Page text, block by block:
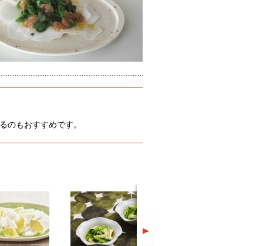
のもおすすめです。